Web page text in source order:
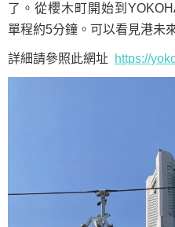
了。從櫻木町開始到
單程約5分鐘。可以看見港未
詳細請參照此網址 https://